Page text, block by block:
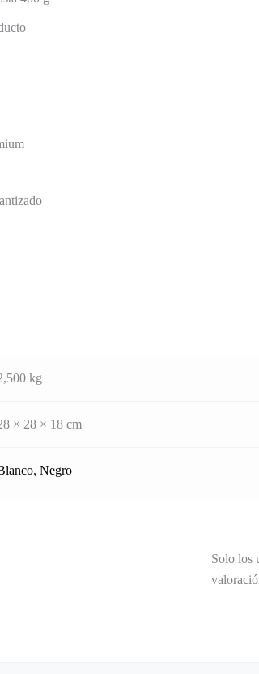
kg
× 28 × 18 cm
, Negro
Solo los